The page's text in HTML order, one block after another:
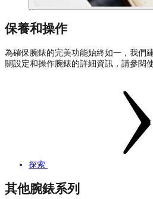
保養和操作
為確保腕錶的完美功能始終如一，我們
關設定和操作腕錶的詳細資訊，請參閱
探索
其他腕錶系列